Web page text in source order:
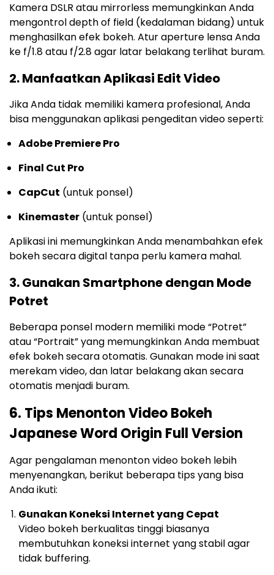
Kamera DSLR atau mirrorless memungkinkan Anda
mengontrol depth of field (kedalaman bidang) untuk
menghasilkan efek bokeh. Atur aperture lensa Anda
ke f/1.8 atau f/2.8 agar latar belakang terlihat buram.
2. Manfaatkan Aplikasi Edit Video
Jika Anda tidak memiliki kamera profesional, Anda
bisa menggunakan aplikasi pengeditan video seperti:
Adobe Premiere Pro
Final Cut Pro
CapCut (untuk ponsel)
Kinemaster (untuk ponsel)
Aplikasi ini memungkinkan Anda menambahkan efek
bokeh secara digital tanpa perlu kamera mahal.
3. Gunakan Smartphone dengan Mode
Potret
Beberapa ponsel modern memiliki mode “Potret”
atau “Portrait” yang memungkinkan Anda membuat
efek bokeh secara otomatis. Gunakan mode ini saat
merekam video, dan latar belakang akan secara
otomatis menjadi buram.
6. Tips Menonton Video Bokeh
Japanese Word Origin Full Version
Agar pengalaman menonton video bokeh lebih
menyenangkan, berikut beberapa tips yang bisa
Anda ikuti:
Gunakan Koneksi Internet yang Cepat
Video bokeh berkualitas tinggi biasanya
membutuhkan koneksi internet yang stabil agar
tidak buffering.